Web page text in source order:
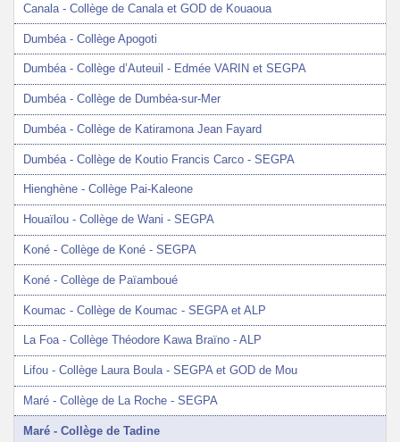
Canala - Collège de Canala et GOD de Kouaoua
Dumbéa - Collège Apogoti
Dumbéa - Collège d’Auteuil - Edmée VARIN et SEGPA
Dumbéa - Collège de Dumbéa-sur-Mer
Dumbéa - Collège de Katiramona Jean Fayard
Dumbéa - Collège de Koutio Francis Carco - SEGPA
Hienghène - Collège Pai-Kaleone
Houaïlou - Collège de Wani - SEGPA
Koné - Collège de Koné - SEGPA
Koné - Collège de Païamboué
Koumac - Collège de Koumac - SEGPA et ALP
La Foa - Collège Théodore Kawa Braïno - ALP
Lifou - Collège Laura Boula - SEGPA et GOD de Mou
Maré - Collège de La Roche - SEGPA
Maré - Collège de Tadine